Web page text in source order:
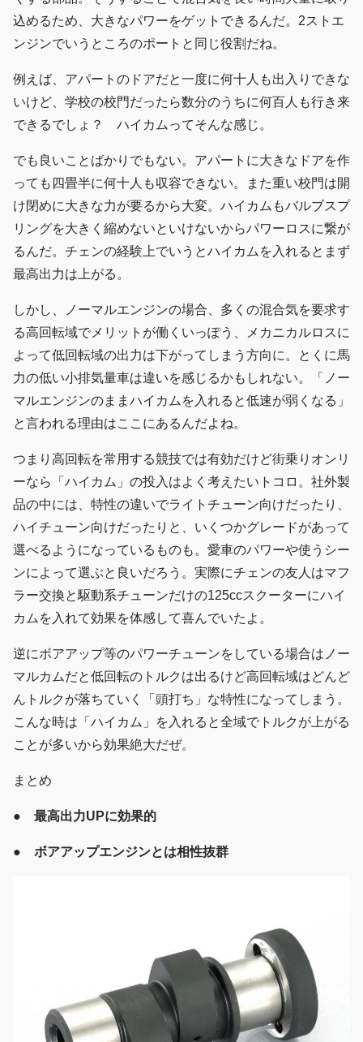
込めるため、大きなパワーをゲットできるんだ。2ストエ
ンジンでいうところのポートと同じ役割だね。
例えば、アパートのドアだと一度に何十人も出入りできな
いけど、学校の校門だったら数分のうちに何百人も行き来
できるでしょ？ ハイカムってそんな感じ。
でも良いことばかりでもない。アパートに大きなドアを作
っても四畳半に何十人も収容できない。また重い校門は開
け閉めに大きな力が要るから大変。ハイカムもバルブスプ
リングを大きく縮めないといけないからパワーロスに繋が
るんだ。チェンの経験上でいうとハイカムを入れるとまず
最高出力は上がる。
しかし、ノーマルエンジンの場合、多くの混合気を要求す
る高回転域でメリットが働くいっぽう、メカニカルロスに
よって低回転域の出力は下がってしまう方向に。とくに馬
力の低い小排気量車は違いを感じるかもしれない。「ノー
マルエンジンのままハイカムを入れると低速が弱くなる」
と言われる理由はここにあるんだよね。
つまり高回転を常用する競技では有効だけど街乗りオンリ
ーなら「ハイカム」の投入はよく考えたいトコロ。社外製
品の中には、特性の違いでライトチューン向けだったり、
ハイチューン向けだったりと、いくつかグレードがあって
選べるようになっているものも。愛車のパワーや使うシー
ンによって選ぶと良いだろう。実際にチェンの友人はマフ
ラー交換と駆動系チューンだけの125ccスクーターにハイ
カムを入れて効果を体感して喜んでいたよ。
逆にボアアップ等のパワーチューンをしている場合はノー
マルカムだと低回転のトルクは出るけど高回転域はどんど
んトルクが落ちていく「頭打ち」な特性になってしまう。
こんな時は「ハイカム」を入れると全域でトルクが上がる
ことが多いから効果絶大だぜ。
まとめ
● 最高出力UPに効果的
● ボアアップエンジンとは相性抜群